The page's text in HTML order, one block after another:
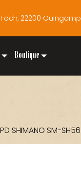
22200 Guingamp
Boutique
SHIMANO SM-SH56